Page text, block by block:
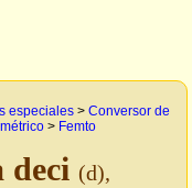
especiales > Conversor de
> Femto
deci (d),